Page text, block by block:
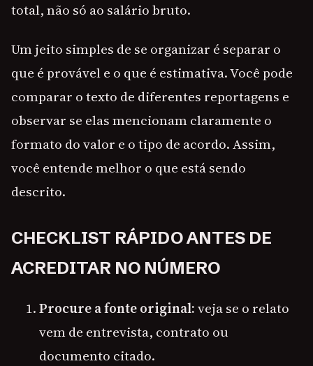
total, não só ao salário bruto.
Um jeito simples de se organizar é separar o
que é provável e o que é estimativa. Você pode
comparar o texto de diferentes reportagens e
observar se elas mencionam claramente o
formato do valor e o tipo de acordo. Assim,
você entende melhor o que está sendo
descrito.
CHECKLIST RÁPIDO ANTES DE
ACREDITAR NO NÚMERO
Procure a fonte original:veja se o relato
vem de entrevista, contrato ou
documento citado.